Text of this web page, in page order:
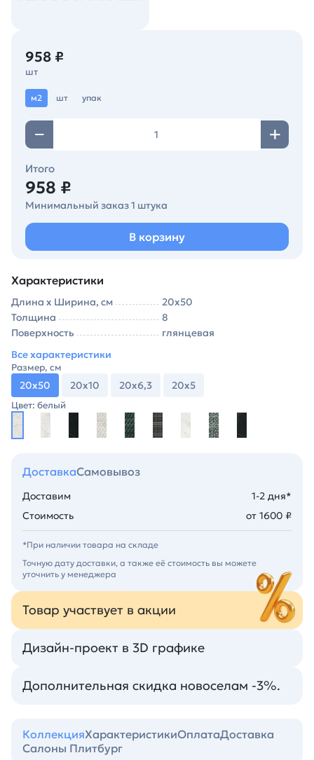
958 ₽
шт
м2 шт упак
Итого
958 ₽
Минимальный заказ 1 штука
В корзину
Характеристики
Длина х Ширина, см
20х50
Толщина
8
Поверхность
глянцевая
Все характеристики
Размер, см
20х50 20х10 20х6,3 20х5
Цвет: белый
ДоставкаСамовывоз
Доставим
1-2 дня*
Стоимость
от 1600 ₽
*При наличии товара на складе
Точную дату доставки, а также её стоимость вы можете
уточнить у менеджера
Товар участвует в акции
Дизайн-проект в 3D графике
Дополнительная скидка новоселам -3%.
КоллекцияХарактеристикиОплатаДоставка
Салоны Плитбург